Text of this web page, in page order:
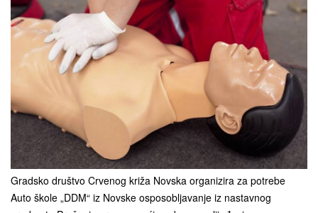
Gradsko društvo Crvenog križa Novska organizira za potrebe
Auto škole „DDM“ iz Novske osposobljavanje iz nastavnog